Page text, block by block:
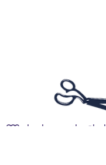
Molyoló textilműhely